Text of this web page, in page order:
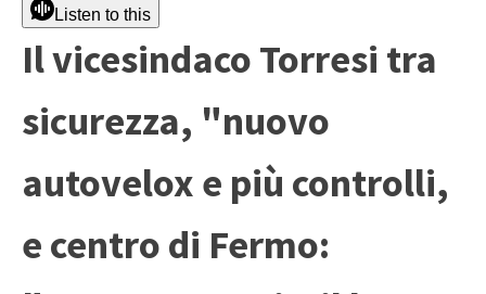
Listen to this
Il vicesindaco Torresi tra
sicurezza, "nuovo
autovelox e più controlli,
e centro di Fermo: